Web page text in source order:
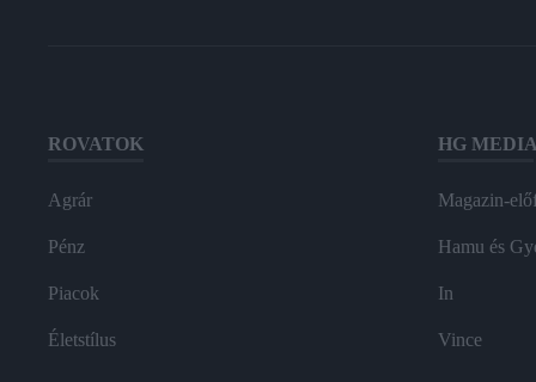
ROVATOK
Agrár
Pénz
Piacok
Életstílus
HG MEDIA
Magazin-
Hamu és
In
Vince